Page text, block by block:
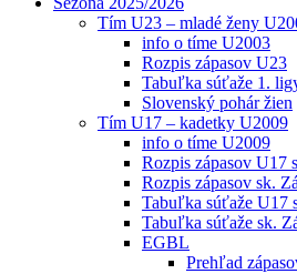
Tím U23 – mladé ženy
info o tíme U2003
Rozpis zápasov U23
Tabuľka súťaže 1.
Slovenský pohár žien
Tím U17 – kadetky U2009
info o tíme U2009
Rozpis zápasov U17
Rozpis zápasov sk.
Tabuľka súťaže U17
Tabuľka súťaže sk.
EGBL
Prehľad